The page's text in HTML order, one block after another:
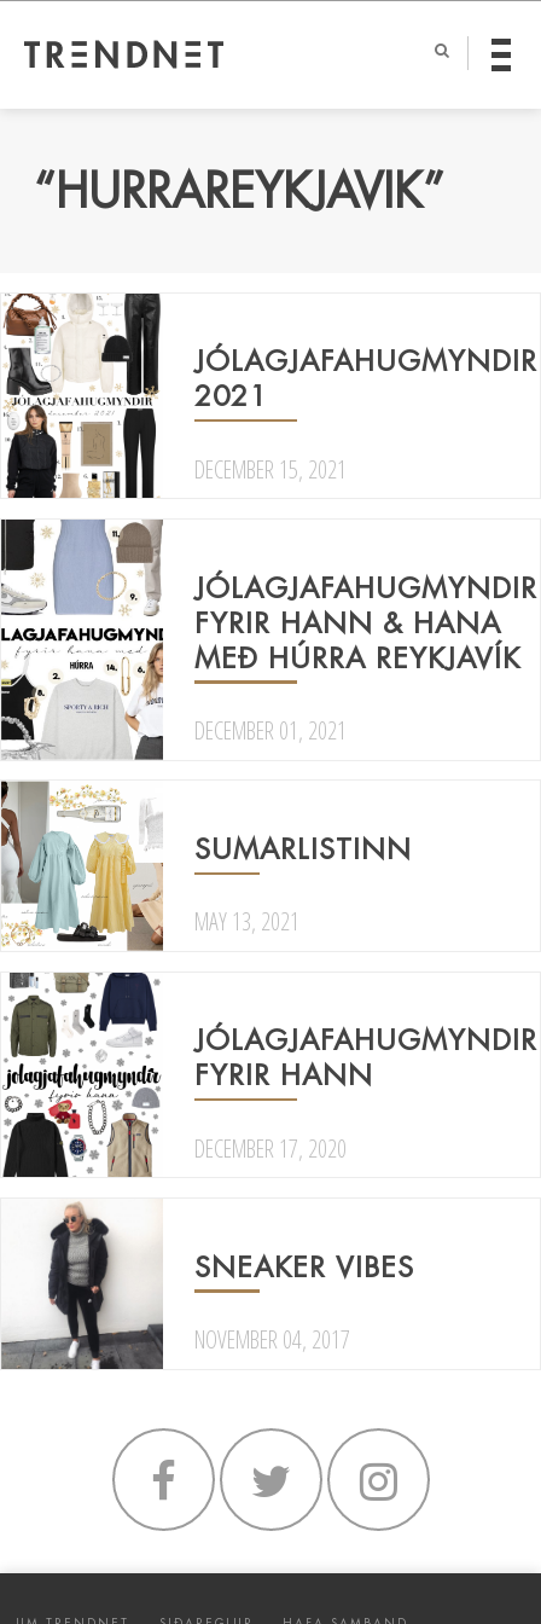
“HURRAREYKJAVIK”
JÓLAGJAFAHUGMYNDIR
2021
DECEMBER 15, 2021
JÓLAGJAFAHUGMYNDIR
FYRIR HANN & HANA
MEÐ HÚRRA REYKJAVÍK
DECEMBER 01, 2021
SUMARLISTINN
MAY 13, 2021
JÓLAGJAFAHUGMYNDIR
FYRIR HANN
DECEMBER 17, 2020
SNEAKER VIBES
NOVEMBER 04, 2017